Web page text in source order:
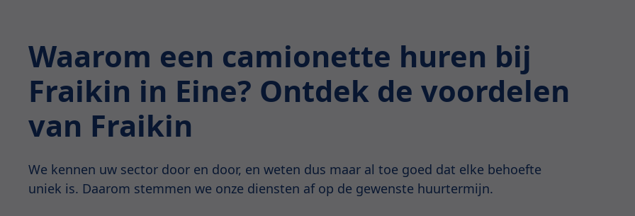
Waarom een camionette huren bij
Fraikin in Eine? Ontdek de voordelen
van Fraikin
We kennen uw sector door en door, en weten dus maar al toe goed dat elke behoefte
uniek is. Daarom stemmen we onze diensten af op de gewenste huurtermijn.